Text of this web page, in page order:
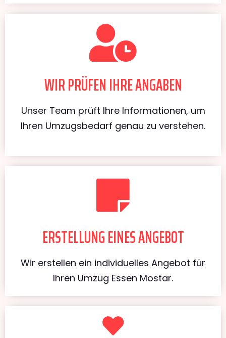
WIR PRÜFEN IHRE ANGABEN
Unser Team prüft Ihre Informationen, um
Ihren Umzugsbedarf genau zu verstehen.
ERSTELLUNG EINES ANGEBOT
Wir erstellen ein individuelles Angebot für
Ihren Umzug Essen Mostar.